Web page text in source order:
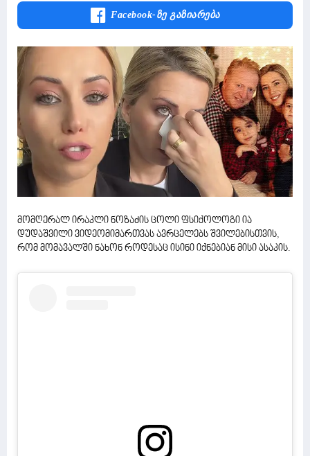
Facebook-Ზე Გაზიარება
მომღერალ ირაკლი ნოზაძის ცოლი ფსიქოლოგი ია
დუდაშვილი ვიდეომიმართვას ავრცელებს შვილებისთვის,
რომ მომავალში ნახონ როდესაც ისინი იქნებიან მისი ასაკის.